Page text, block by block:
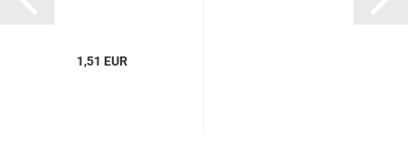
1,51 EUR